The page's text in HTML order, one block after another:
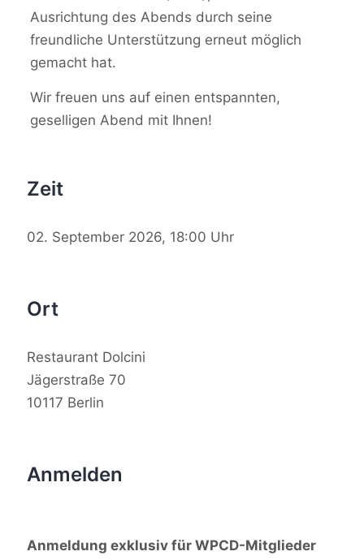
Ausrichtung des Abends durch seine
freundliche Unterstützung erneut möglich
gemacht hat.
Wir freuen uns auf einen entspannten,
geselligen Abend mit Ihnen!
Zeit
02. September 2026, 18:00 Uhr
Ort
Restaurant Dolcini
Jägerstraße 70
10117 Berlin
Anmelden
Anmeldung exklusiv für WPCD-Mitglieder